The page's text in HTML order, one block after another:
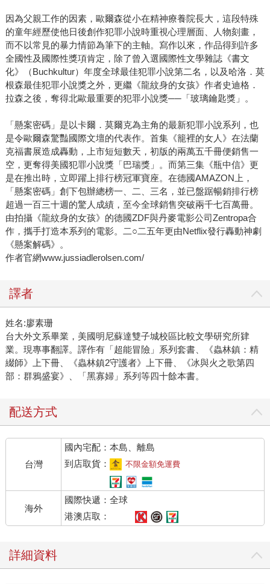
因為父親工作的因素，歐爾森從小在精神療養院長大，這段特殊
的童年經歷使他日後創作犯罪小說時重視心理層面、人物刻畫，
而不以常見的暴力情節為筆下的主軸。寫作以來，作品得到許多
全國性及國際性獎項肯定，除了曾入選國際性文學雜誌《書文
化》（Buchkultur）年度全球最佳犯罪小說第二名，以及哈洛．莫
根森最佳犯罪小說獎之外，更繼《龍紋身的女孩》作者史迪格．
拉森之後，奪得北歐最重要的犯罪小說獎──「玻璃鑰匙獎」。
「懸案密碼」是以卡爾．莫爾克為主角的最新犯罪小說系列，也
是令歐爾森驚豔國際文壇的代表作。首集《籠裡的女人》在法蘭
克福書展造成轟動，上市短短數天，初版的兩萬五千冊便銷售一
空，更奪得美國犯罪小說獎「巴瑞獎」。而第三集《瓶中信》更
是在推出時，立即躍上排行榜冠軍寶座。在德國AMAZON上，
「懸案密碼」創下包辦總榜一、二、三名，並已盤踞暢銷排行榜
超過一百三十週的驚人成績，至今全球銷售突破兩千七百萬冊。
由拍攝《龍紋身的女孩》的德國ZDF與丹麥電影公司Zentropa合
作，攜手打造本系列的電影。二○二五年更由Netflix發行轟動神劇
《懸案解碼》。
作者官網www.jussiadlerolsen.com/
譯者
姓名:廖素珊
台大外文系畢業，美國明尼蘇達雙子城校區比較文學研究所肄
業。現專事翻譯。譯作有「超能冒險」系列套書、《蟲林鎮：精
綴師》上下冊、《蟲林鎮2守護者》上下冊、《冰與火之歌第四
部：群鴉盛宴》、「黑寡婦」系列等四十餘本書。
配送方式
台灣
國內宅配：本島、離島
到店取貨：
不限金額免運費
海外
國際快遞：全球
港澳店取：
詳細資料